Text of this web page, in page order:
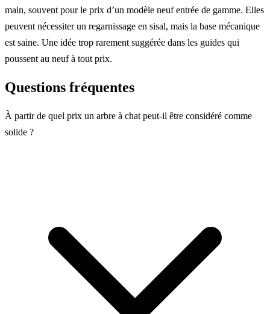
main, souvent pour le prix d’un modèle neuf entrée de gamme. Elles
peuvent nécessiter un regarnissage en sisal, mais la base mécanique
est saine. Une idée trop rarement suggérée dans les guides qui
poussent au neuf à tout prix.
Questions fréquentes
À partir de quel prix un arbre à chat peut-il être considéré comme
solide ?